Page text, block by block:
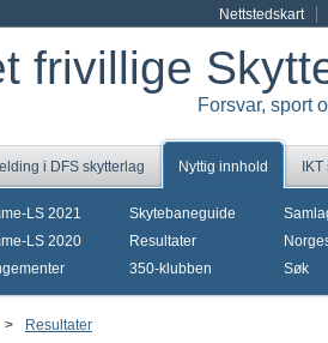
Nettstedskart
frivillige
Forsvar, sport
i DFS skytterlag Nyttig innhold
LS 2021
LS 2020
Skytebaneguide
Resultater
350-klubben
Søk
> Resultater